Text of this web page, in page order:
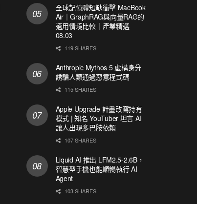
全球記憶體短缺衝擊 MacBook
Air｜GraphRAG與向量RAG的
適用情境比較｜產業精選
08.03
119 SHARES
Anthropic Mythos 5 虛構身分
誘騙人類通過惡意程式碼
115 SHARES
Apple Upgrade 計畫改寫持有
模式 | 知名 YouTuber 坦言 AI
讓人出現多巴胺依賴
107 SHARES
Liquid AI 推出 LFM2.5-2.6B，
智慧型手機也能順暢執行 AI
Agent
103 SHARES